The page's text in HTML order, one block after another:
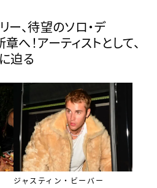
ー、待望のソロ・デ
へ！アーティストとして、
迫る
ジャスティン・ビーバー